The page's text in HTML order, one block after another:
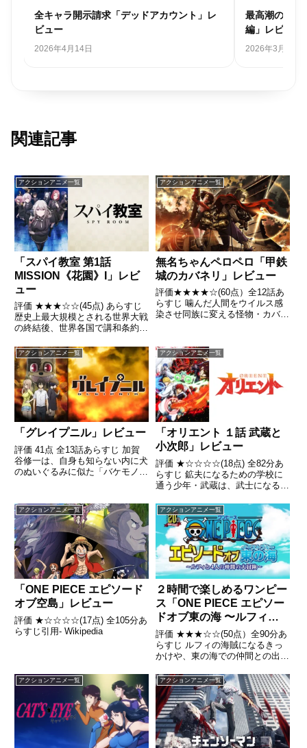
全キャラ開示請求「デッドアカウント」レ
ビュー
2026年4月14日
最高潮の圧巻
編」レビュー
2026年3月31日
関連記事
アクションアニメ一覧
「スパイ教室 第1話
MISSION《花園》I」レビ
ュー
評価 ★★★☆☆(45点) あらすじ
歴史上最大規模とされる世界大戦
の終結後、世界各国で講和条約が
が設立された。引用- Wikipedia
アクションアニメ一覧
無名ちゃんペロペロ「甲鉄
城のカバネリ」レビュー
評価★★★★☆(60点）全12話あ
らすじ 噛んだ人間をウイルス感
染させ同族に変える怪物・カバネ
を駿城という装甲蒸気機関車で往
来するというカバネから隔離され
た堅牢なインフラを整備する...
アクションアニメ一覧
「グレイプニル」レビュー
評価 41点 全13話あらすじ 加賀
谷修一は、自身も知らない内に犬
のぬいぐるみに似た「バケモノ」
アクションアニメ一覧
「オリエント １話 武蔵と
小次郎」レビュー
評価 ★☆☆☆☆(18点) 全82分あ
らすじ 鉱夫になるための学校に
通う少年・武蔵は、武士になる夢
アクションアニメ一覧
「ONE PIECE エピソード
オブ空島」レビュー
評価 ★☆☆☆☆(17点) 全105分あ
らすじ引用- Wikipedia
アクションアニメ一覧
２時間で楽しめるワンピー
ス「ONE PIECE エピソー
ドオブ東の海 〜ルフィと4
人の仲間の大冒険!!〜」レ
ビュー
評価 ★★★☆☆(50点）全90分あ
らすじ ルフィの海賊になるきっ
かけや、東の海での仲間との出会
Wikipedia
アクションアニメ一覧 アクションアニメ一覧